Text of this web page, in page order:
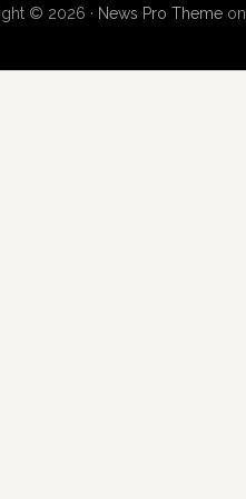
© 2026 · News Pro Themeon